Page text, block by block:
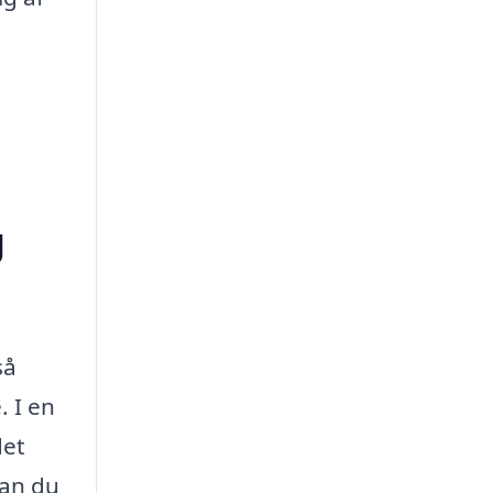
I en
du